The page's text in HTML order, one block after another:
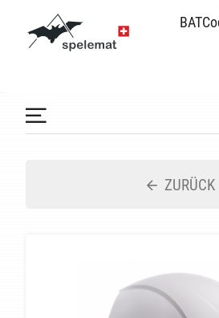
BATCode
ZURÜCK